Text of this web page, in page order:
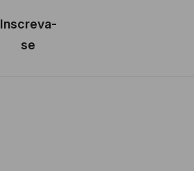
Inscreva-
se